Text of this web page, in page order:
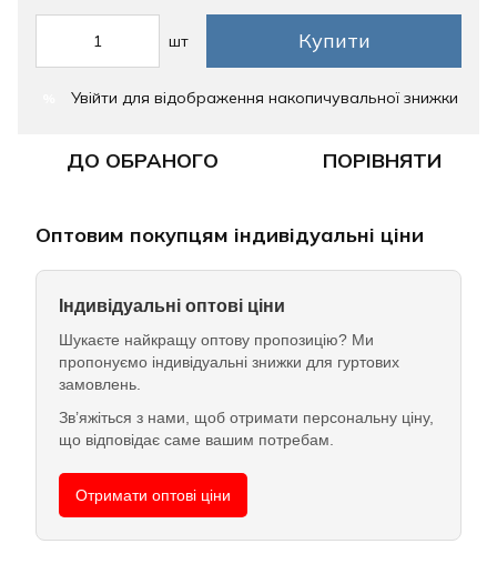
шт Купити
Увійти для відображення накопичувальної знижки
ДО ОБРАНОГО ПОРІВНЯТИ
Оптовим покупцям індивідуальні ціни
Індивідуальні оптові ціни
Шукаєте найкращу оптову пропозицію? Ми
пропонуємо індивідуальні знижки для гуртових
замовлень.
Зв’яжіться з нами, щоб отримати персональну ціну,
що відповідає саме вашим потребам.
Отримати оптові ціни